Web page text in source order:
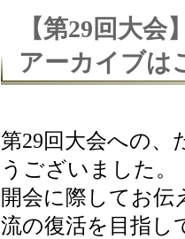
【第29回大
アーカイブは
第29回大会への
うございました。
開会に際してお伝
流の復活を目指し